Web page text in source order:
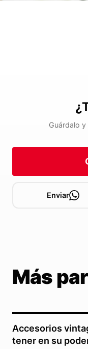
Guárdalo
Enviar
Más
Accesorios
tener en su